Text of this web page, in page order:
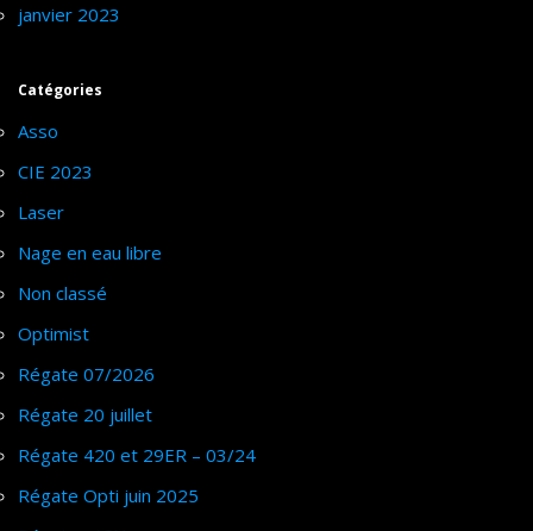
janvier 2023
Catégories
Asso
CIE 2023
Laser
Nage en eau libre
Non classé
Optimist
Régate 07/2026
Régate 20 juillet
Régate 420 et 29ER – 03/24
Régate Opti juin 2025